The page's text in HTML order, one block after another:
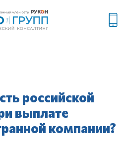
российской
выплате
компании?